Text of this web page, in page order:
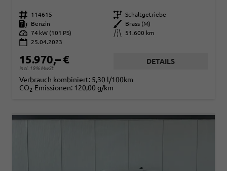
Fahrzeugnr. 114615 Getriebe Schaltgetriebe
Kraftstoff
Benzin Außenfarbe
Brass (M)
Leistung 74 kW (101 PS) Kilometerstand
51.600 km
25.04.2023
15.970,– €
incl. 19% MwSt.
DETAILS
Verbrauch kombiniert: 5,30 l/100km
CO2-Emissionen: 120,00 g/km